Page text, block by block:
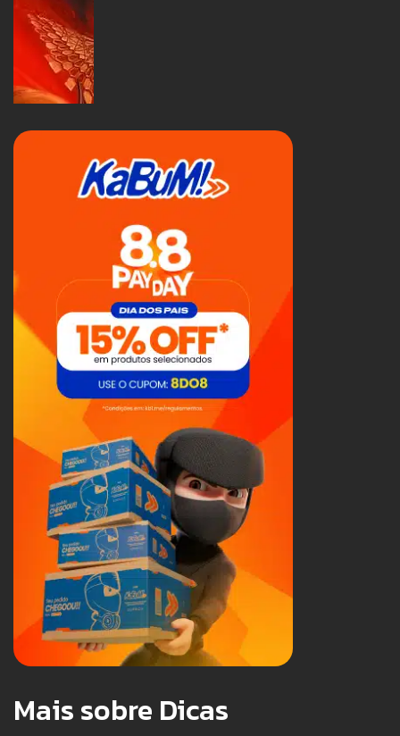
Mais sobre Dicas